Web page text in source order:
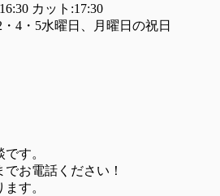
カット:17:30
4・5水曜日、月曜日の祝日
す。
お電話ください！
す。